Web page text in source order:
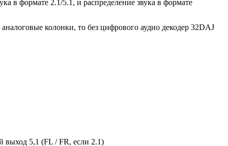
в формате 2.1/5.1, и распределение звука в формате
колонки, то без цифрового аудио декодер 32DAJ
выход 5,1 (FL / FR, если 2.1)